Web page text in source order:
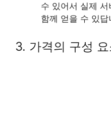
수 있어서 실제
함께 얻을 수 있답
3. 가격의 구성